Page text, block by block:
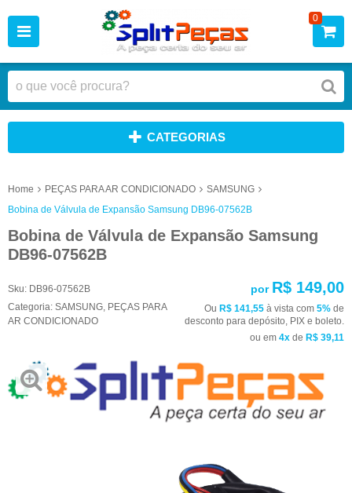
0
CATEGORIAS
Home PEÇAS PARA AR CONDICIONADO
SAMSUNG
Bobina de Válvula de Expansão Samsung DB96-07562B
Bobina de Válvula de Expansão Samsung
DB96-07562B
Sku: DB96-07562B
Categoria: SAMSUNG PEÇAS PARA
AR CONDICIONADO
por R$ 149,00
Ou R$ 141,55 à vista com 5% de
desconto para depósito, PIX e boleto.
ou em 4x de R$ 39,11